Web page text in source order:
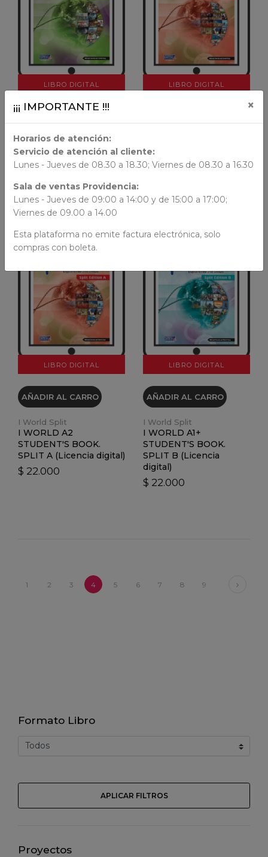
LIBRO DIGITAL
VER DETALLES
I World Split
I WORLD B1
STUDENT'S BOOK.
$ 22.000
LIBRO DIGITAL
VER DETALLES
I WORLD A2
STUDENT'S BOOK.
$ 22.000
LIBRO DIGITAL
VER DETALLES
AÑADIR AL CARRO
I World Split
I WORLD A2
STUDENT'S BOOK.
SPLIT A (Licencia digital)
$ 22.000
LIBRO DIGITAL
VER DETALLES
AÑADIR AL CARRO
I World Split
I WORLD A1+
STUDENT'S BOOK.
SPLIT B (Licencia
digital)
$ 22.000
1 2 3 4 5 6 7 8 9 Next
Formato Libro
APLICAR FILTROS
Proyectos
¡¡¡ IMPORTANTE !!! ×
Horarios de atención:
Servicio de atención al cliente:
Lunes - Jueves de 08.30 a 18.30; Viernes de 08.30 a 16.30
Sala de ventas Providencia:
Lunes - Jueves de 09:00 a 14:00 y de 15:00 a 17:00;
Viernes de 09.00 a 14.00
Esta plataforma no emite factura electrónica, solo
compras con boleta.